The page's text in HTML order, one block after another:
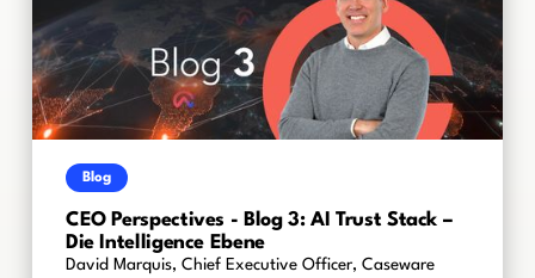
Blog
CEO Perspectives - Blog 3: AI Trust Stack –
Die Intelligence Ebene
David Marquis, Chief Executive Officer, Caseware